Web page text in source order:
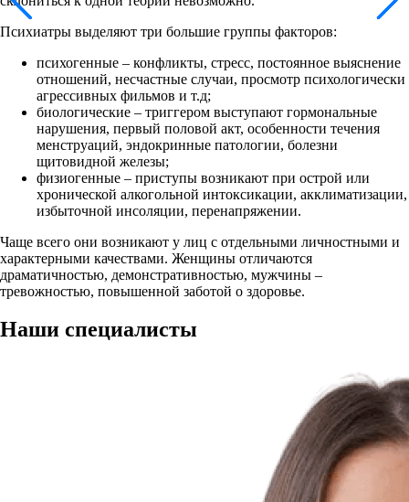
Психиатры выделяют три большие группы факторов:
психогенные – конфликты, стресс, постоянное выяснение
отношений, несчастные случаи, просмотр психологически
агрессивных фильмов и т.д;
биологические – триггером выступают гормональные
нарушения, первый половой акт, особенности течения
менструаций, эндокринные патологии, болезни
щитовидной железы;
физиогенные – приступы возникают при острой или
хронической алкогольной интоксикации, акклиматизации,
избыточной инсоляции, перенапряжении.
Чаще всего они возникают у лиц с отдельными личностными и
характерными качествами. Женщины отличаются
драматичностью, демонстративностью, мужчины –
тревожностью, повышенной заботой о здоровье.
Наши специалисты